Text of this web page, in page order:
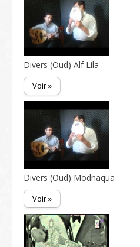
Divers (Oud) Alf Lila
Voir »
Divers (Oud) Modnaqua
Voir »